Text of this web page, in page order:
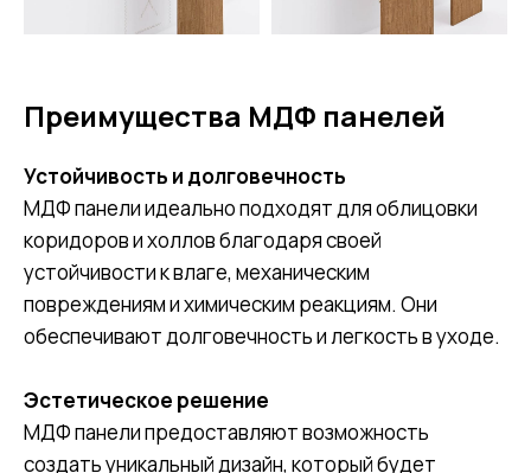
Преимущества МДФ панелей
Устойчивость и долговечность
МДФ панели идеально подходят для облицовки
коридоров и холлов благодаря своей
устойчивости к влаге, механическим
повреждениям и химическим реакциям. Они
обеспечивают долговечность и легкость в уходе.
Эстетическое решение
МДФ панели предоставляют возможность
создать уникальный дизайн, который будет